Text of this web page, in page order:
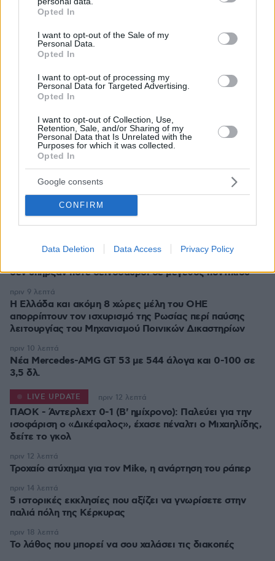
grant or deny consent to Google and its third-party tags to
use your data for below specified purposes in below Google
consent section.
Opted In
I want to opt-out of the Sale of my
Personal Data.
Opted In
I want to opt-out of processing my
Personal Data for Targeted Advertising.
Opted In
I want to opt-out of Collection, Use,
Retention, Sale, and/or Sharing of my
Personal Data that Is Unrelated with the
Purposes for which it was collected.
Opted In
Google consents
CONFIRM
Data Deletion Data Access Privacy Policy
* Υποχρεωτικά πεδία
ΡΟΗ ΕΙΔΗΣΕΩΝ
Ειδήσεις Σχολιασμένα
Χαλάει η μαρμελάδα; Πόσο διατηρείται και πότε δεν
είναι πλέον ασφαλής
δεν υπήρξαν ποτέ δεινόσαυροι σε μέγεθος ποντικιού
πριν 8 λεπτά
Η Ελλάδα και ακόμη 8 χώρες μέλη του ΟΗΕ
απορρίπτουν τον ισχυρισμό της Ρωσίας περί παύσης
λειτουργίας του Μηχανισμού Ποινικών Δικαστηρίων
πριν 9 λεπτά
Νέα Mercedes-AMG GT 53 με 544 άλογα και 0-100 σε
3,5 δλ.
πριν 10 λεπτά
ΠΑΟΚ - Άντερλεχτ 0-1 (Β' ημίχρονο): Παλεύει για την
ισοφάριση ο «Δικέφαλος», έχασε πέναλτι ο Μιχαηλίδης,
LIVE UPDATE πριν 12 λεπτά
Τροχαίο ατύχημα για τον Mike, η ανάρτηση του ράπερ
πριν 12 λεπτά
5 ιστορικές εκκλησίες που αξίζει να γνωρίσετε στην
παλιά πόλη της Κέρκυρας
πριν 14 λεπτά
Το λάθος που μπορεί να σου χαλάσει τις διακοπές
πριν 18 λεπτά